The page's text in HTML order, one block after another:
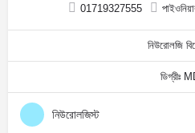
01719327555
নিউরোলজি
ডিগ্রীঃ
নিউরোলজিস্ট